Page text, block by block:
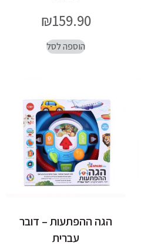
₪159.90
הוספה לסל
הגה ההפתעות – דובר
עברית